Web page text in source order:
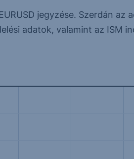
jegyzése. Szerdán az
adatok, valamint az ISM